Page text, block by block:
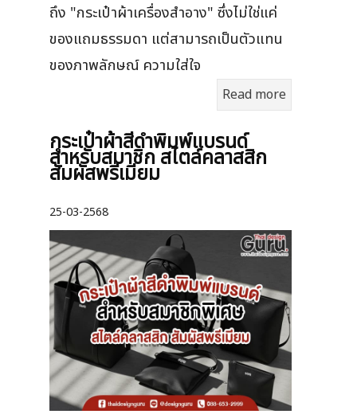
ถึง "กระเป๋าผ้าเครื่องสำอาง" ซึ่งไม่ใช่แค่
ของแถมธรรมดา แต่สามารถเป็นตัวแทน
ของภาพลักษณ์ ความใส่ใจ
Read more
กระเป๋าผ้าสีดำพิมพ์แบรนด์
สำหรับสมาชิก สไตล์คลาสสิก
สัมผัสพรีเมียม
25-03-2568